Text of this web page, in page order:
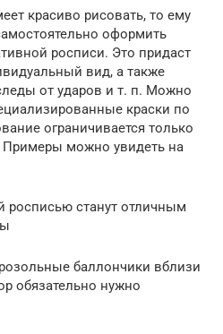
красиво рисовать, то ему
оформить
росписи. Это придаст
вид, а также
от ударов и т. п. Можно
краски по
ограничивается только
Примеры можно увидеть на
росписью станут отличным
баллончики вблизи
обязательно нужно